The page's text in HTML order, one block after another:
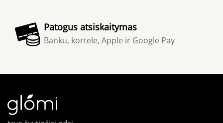
Patogus atsiskaitymas
Banku, kortele, Apple ir Google Pay